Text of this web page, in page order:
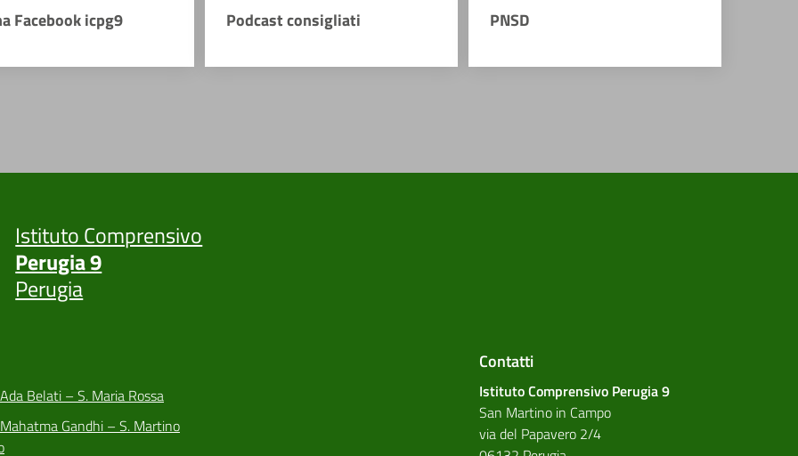
Facebook icpg9 Podcast consigliati PNSD
Istituto Comprensivo
Perugia 9
Perugia
Belati – S. Maria Rossa
Gandhi – S. Martino
Contatti
Istituto Comprensivo Perugia 9
San Martino in Campo
via del Papavero 2/4